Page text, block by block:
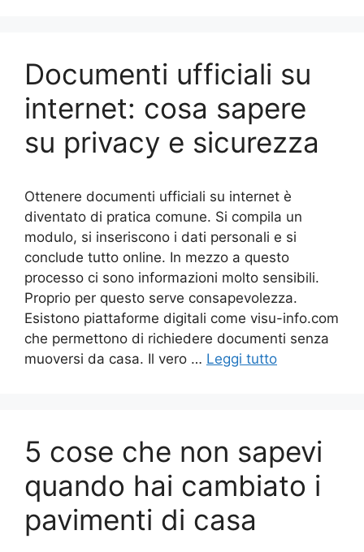
Documenti ufficiali su
internet: cosa sapere
su privacy e sicurezza
Ottenere documenti ufficiali su internet è
diventato di pratica comune. Si compila un
modulo, si inseriscono i dati personali e si
conclude tutto online. In mezzo a questo
processo ci sono informazioni molto sensibili.
Proprio per questo serve consapevolezza.
Esistono piattaforme digitali come visu-info.com
che permettono di richiedere documenti senza
muoversi da casa. Il vero … Leggi tutto
5 cose che non sapevi
quando hai cambiato i
pavimenti di casa